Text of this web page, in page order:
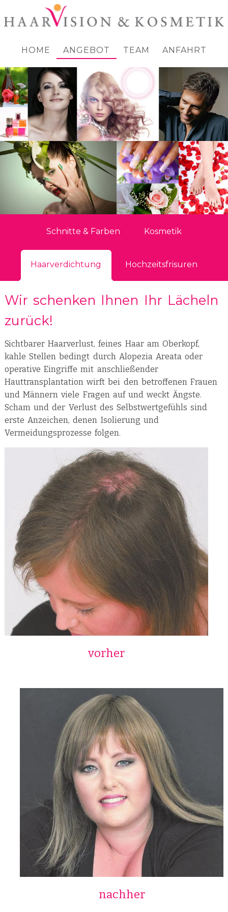
HOME ANGEBOT TEAM ANFAHRT
Schnitte & Farben Kosmetik
Haarverdichtung Hochzeitsfrisuren
Wir schenken Ihnen Ihr Lächeln
zurück!
Sichtbarer Haarverlust, feines Haar am Oberkopf,
kahle Stellen bedingt durch Alopezia Areata oder
operative Eingriffe mit anschließender
Hauttransplantation wirft bei den betroffenen Frauen
und Männern viele Fragen auf und weckt Ängste.
Scham und der Verlust des Selbstwertgefühls sind
erste Anzeichen, denen Isolierung und
Vermeidungsprozesse folgen.
vorher
nachher